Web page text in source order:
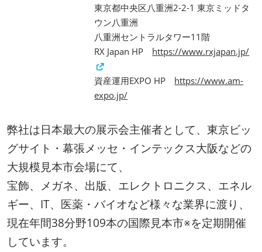
東京都中央区八重洲2-2-1 東京ミッドタ
ウン八重洲
八重洲セントラルタワー11階
RX Japan HP https://www.rxjapan.jp/
資産運用EXPO HP https://www.am-
expo.jp/
弊社は日本最大の展示会主催者として、東京ビッ
グサイト・幕張メッセ・インテックス大阪などの
大規模見本市会場にて、
宝飾、メガネ、出版、エレクトロニクス、エネル
ギー、IT、医薬・バイオなど様々な業界に渡り、
現在年間38分野109本の国際見本市※を定期開催
しています。